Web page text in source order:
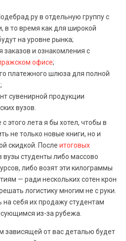
в отдельную группу с
то время как для широкой
на уровне рынка;
и ознакомления с
офисе;
платежного шлюза для полной
сувенирной продукции
вузов.
этого лета я бы хотел, чтобы в
не только новые книги, но и
скидкой. После итоговых
вузы студенты либо массово
либо возят эти килограммы
— ради нескольких сотен крон
логистику многим не с руки.
себя их продажу студентам
из-за рубежа.
зависящей от вас деталью будет